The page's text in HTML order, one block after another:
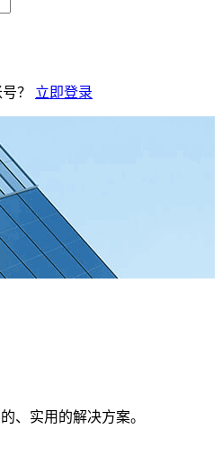
？ 立即登录
、实用的解决方案。